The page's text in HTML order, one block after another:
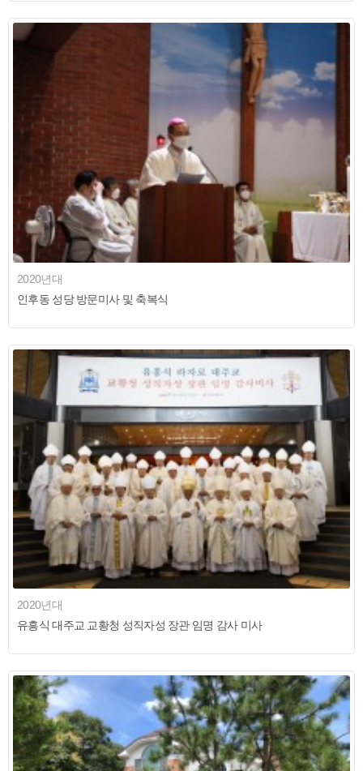
2020년대
인후동 성당 방문미사 및 축복식
2020년대
유흥식 대주교 교황청 성직자성 장관 임명 감사 미사